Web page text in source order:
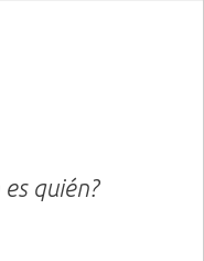
quién?